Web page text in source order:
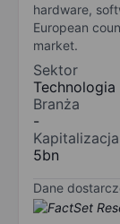
hardware,
European
market.
Sektor
Technologia
Branża
-
5bn
Dane